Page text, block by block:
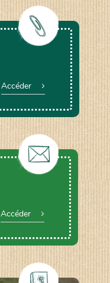
Accéder
Accéder